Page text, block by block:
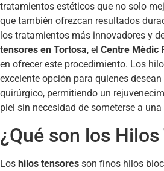
tratamientos estéticos que no solo
que también ofrezcan resultados
los tratamientos más innovadores y
tensores en Tortosa, el Centre Mèdic
en ofrecer este procedimiento. Los
excelente opción para quienes
quirúrgico, permitiendo un
piel sin necesidad de someterse a
¿Qué son los
Los hilos tensores son finos hilos